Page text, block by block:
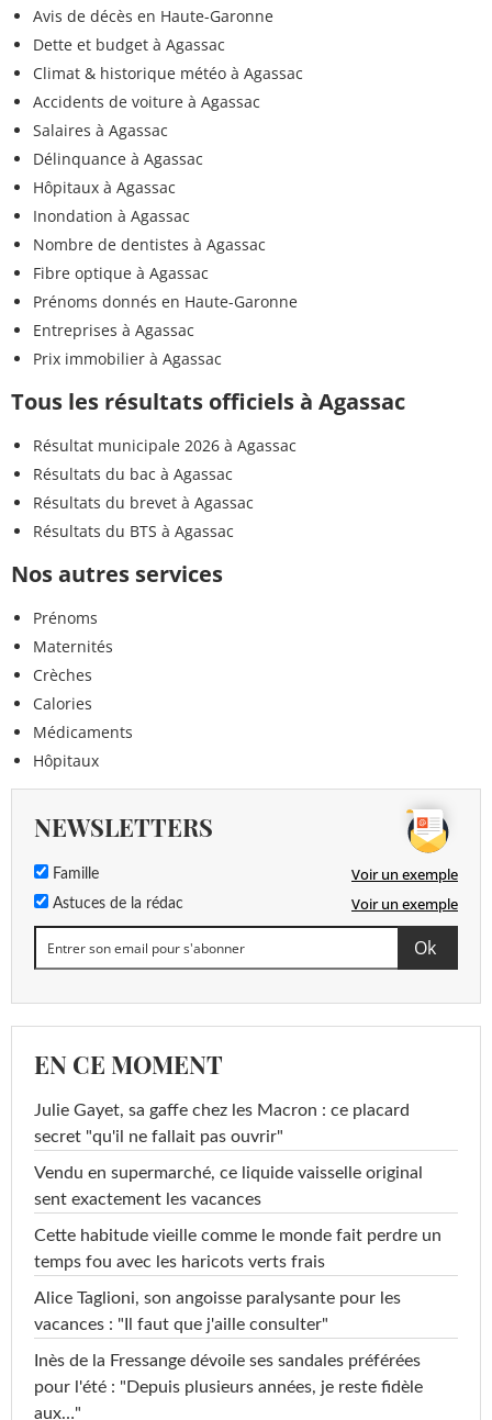
Avis de décès en Haute-Garonne
Dette et budget à Agassac
Climat & historique météo à Agassac
Accidents de voiture à Agassac
Salaires à Agassac
Délinquance à Agassac
Hôpitaux à Agassac
Inondation à Agassac
Nombre de dentistes à Agassac
Fibre optique à Agassac
Prénoms donnés en Haute-Garonne
Entreprises à Agassac
Prix immobilier à Agassac
Tous les résultats officiels à Agassac
Résultat municipale 2026 à Agassac
Résultats du bac à Agassac
Résultats du brevet à Agassac
Résultats du BTS à Agassac
Nos autres services
Prénoms
Maternités
Crèches
Calories
Médicaments
Hôpitaux
NEWSLETTERS
Famille Voir un exemple
Astuces de la rédac Voir un exemple
EN CE MOMENT
Julie Gayet, sa gaffe chez les Macron : ce placard
secret "qu'il ne fallait pas ouvrir"
Vendu en supermarché, ce liquide vaisselle original
sent exactement les vacances
Cette habitude vieille comme le monde fait perdre un
temps fou avec les haricots verts frais
Alice Taglioni, son angoisse paralysante pour les
vacances : "Il faut que j'aille consulter"
Inès de la Fressange dévoile ses sandales préférées
pour l'été : "Depuis plusieurs années, je reste fidèle
aux…"